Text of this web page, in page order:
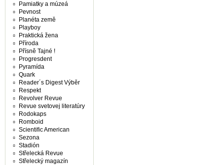
Pamiatky a múzeá
Pevnost
Planéta země
Playboy
Praktická žena
Příroda
Přísně Tajné !
Progresdent
Pyramída
Quark
Reader´s Digest Výběr
Respekt
Revolver Revue
Revue svetovej literatúry
Rodokaps
Romboid
Scientific American
Sezona
Stadión
Střelecká Revue
Střelecký magazín